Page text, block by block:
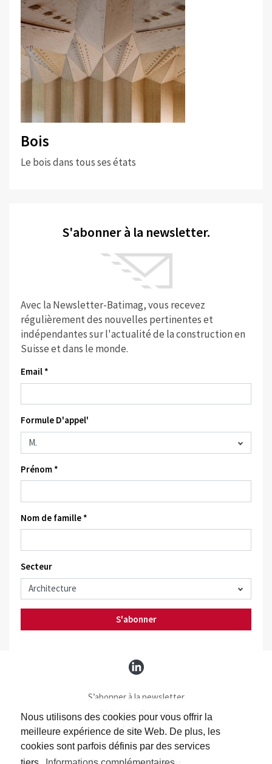
Nous utilisons des cookies pour vous offrir la
meilleure expérience de site Web. De plus, les
cookies sont parfois définis par des services
Bois
Le bois dans tous ses états
S'abonner à la newsletter.
Avec la Newsletter-Batimag, vous recevez
régulièrement des nouvelles pertinentes et
indépendantes sur l'actualité de la construction en
Suisse et dans le monde.
Email *
Formule D'appel'
Prénom *
Nom de famille *
Secteur
S'abonner
S’abonner à la newsletter
S’abonner Batimag
Contact
Impressum